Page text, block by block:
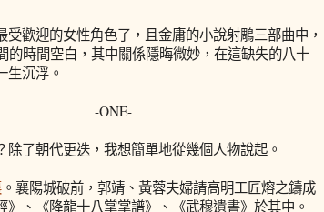
受歡迎的女性角色了，且金庸的小說射鵰三部曲中，
的時間空白，其中關係隱晦微妙，在這缺失的八十
生沉浮。
-ONE-
除了朝代更迭，我想簡單地從幾個人物說起。
。襄陽城破前，郭靖、黃蓉夫婦請高明工匠熔之鑄成
、《降龍十八掌掌譜》、《武穆遺書》於其中。